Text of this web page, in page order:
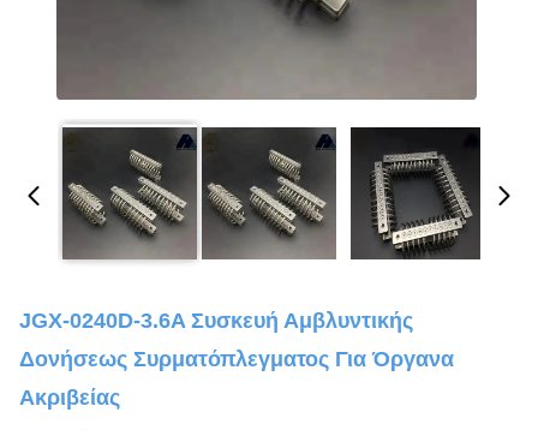
JGX-0240D-3.6A Συσκευή Αμβλυντικής
Δονήσεως Συρματόπλεγματος Για Όργανα
Ακριβείας